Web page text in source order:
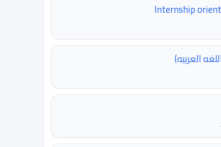
Internship
العربيه)